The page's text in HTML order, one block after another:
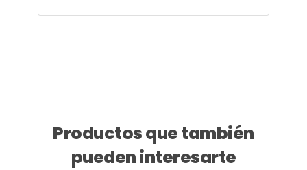
Productos que también
pueden interesarte